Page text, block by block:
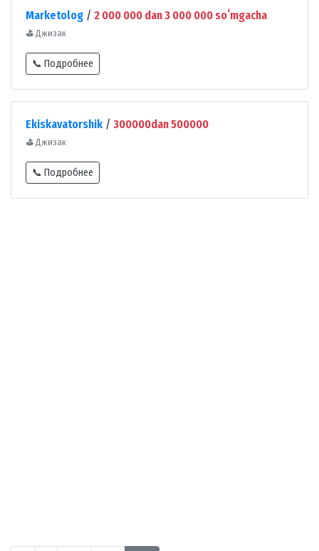
Marketolog / 2 000 000 dan 3 000 000 soʻmgacha
⛳ Джизак
📞 Подробнее
Ekiskavatorshik / 300000dan 500000
⛳ Джизак
📞 Подробнее